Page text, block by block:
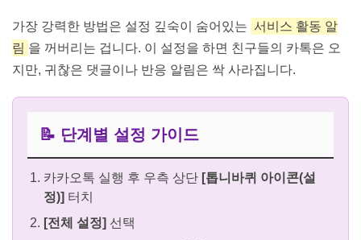
가장 강력한 방법은 설정 깊숙이 숨어있는 서비스 활동 알
림 을 꺼버리는 겁니다. 이 설정을 하면 친구들의 카톡은 오
지만, 귀찮은 댓글이나 반응 알림은 싹 사라집니다.
📝 단계별 설정 가이드
카카오톡 실행 후 우측 상단 [톱니바퀴 아이콘(설
정)] 터치
[전체 설정] 선택